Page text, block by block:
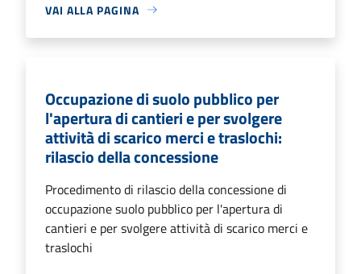
VAI ALLA PAGINA
Occupazione di suolo pubblico per
l'apertura di cantieri e per svolgere
attività di scarico merci e traslochi:
rilascio della concessione
Procedimento di rilascio della concessione di
occupazione suolo pubblico per l'apertura di
cantieri e per svolgere attività di scarico merci e
traslochi